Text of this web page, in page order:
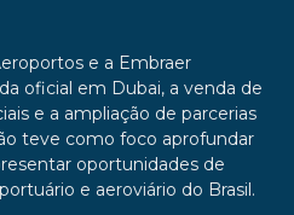
e a Embraer
oficial em Dubai, a venda de
e a ampliação de parcerias
teve como foco aprofundar
oportunidades de
e aeroviário do Brasil.